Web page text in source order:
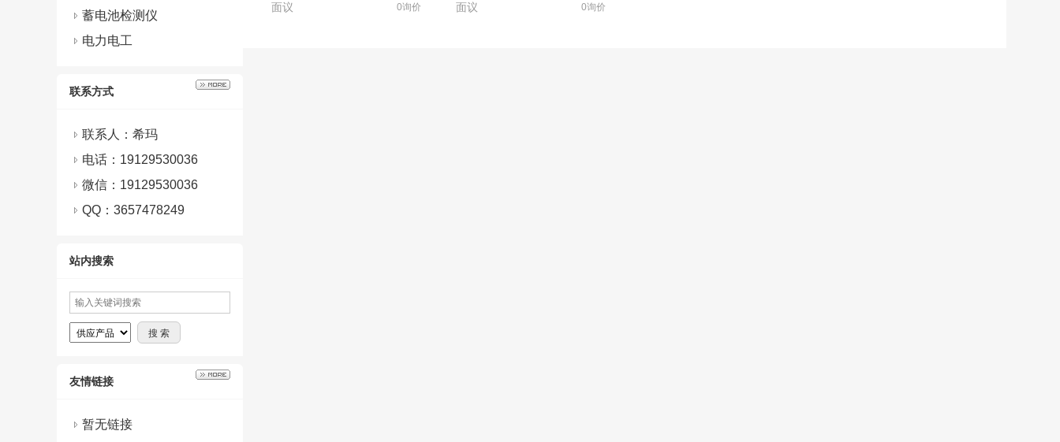
蓄电池检测仪
电力电工
联系方式
联系人：希玛
电话：19129530036
微信： 19129530036
QQ： 3657478249
站内搜索
友情链接
暂无链接
面议 0询价 面议 0询价